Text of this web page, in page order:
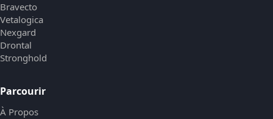
Bravecto
Vetalogica
Nexgard
Drontal
Stronghold
Parcourir
À Propos